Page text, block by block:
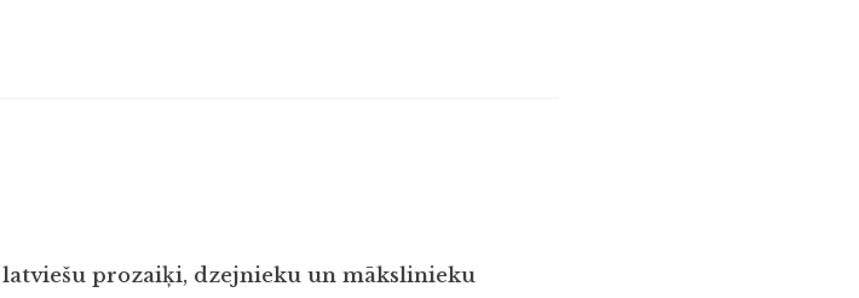
prozaiķi, dzejnieku un mākslinieku